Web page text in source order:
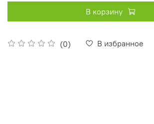
(0) В избранное
В корзину